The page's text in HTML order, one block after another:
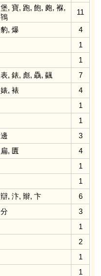
堡, 寶, 跑, 飽, 皰, 褓,
鴇
11
豹, 爆
4
1
1
表, 錶, 彪, 驫, 飊
7
婊, 裱
4
1
1
邊
3
扁, 匱
4
1
1
辯, 汴, 辮, 卞
6
分
3
1
2
1
1